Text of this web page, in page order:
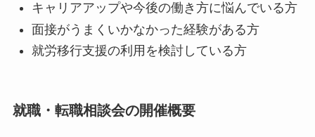
キャリアアップや今後の働き方に悩んでいる方
面接がうまくいかなかった経験がある方
就労移行支援の利用を検討している方
就職・転職相談会の開催概要